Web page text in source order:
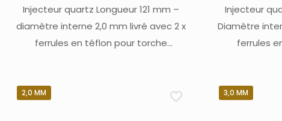
Injecteur quartz Longueur 121 mm –
diamètre interne 2,0 mm livré avec 2 x
ferrules en téflon pour torche
Injecteur
Diamètre
ferrules
2,0 MM 3,0 MM